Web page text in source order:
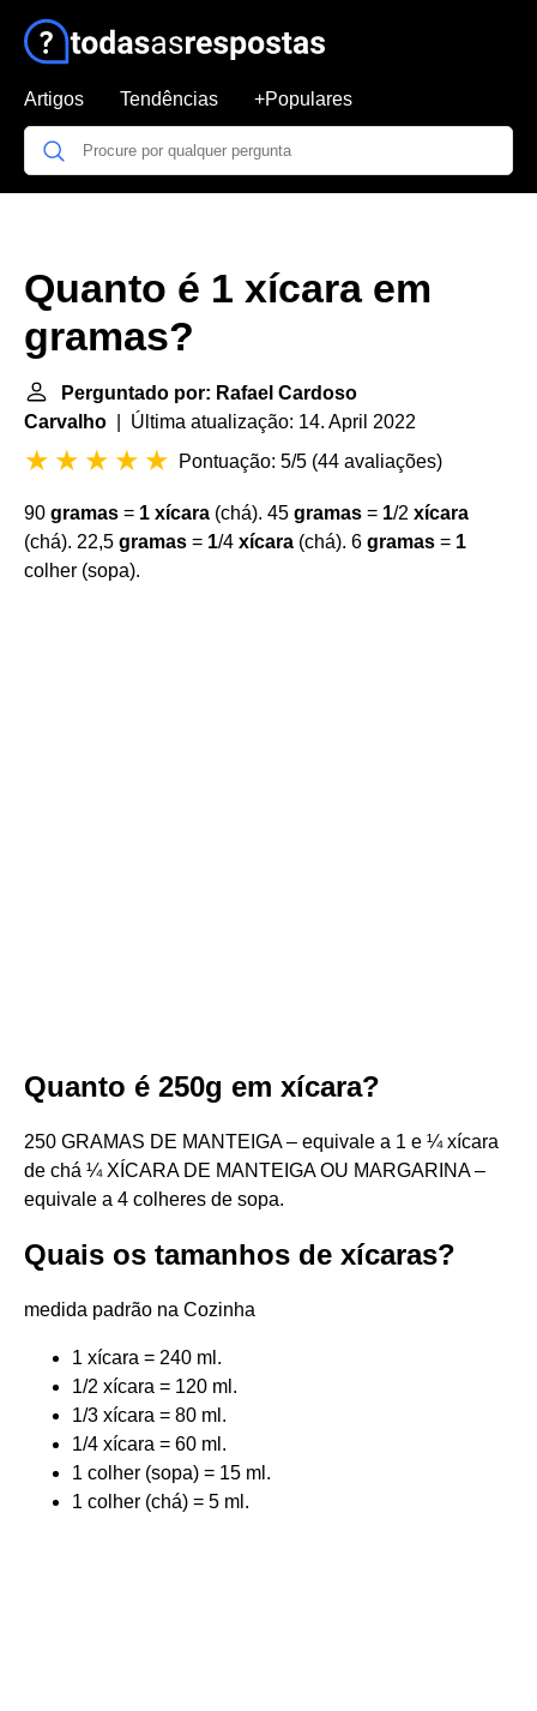
Artigos Tendências +Populares
Quanto é 1 xícara em
gramas?
Perguntado por: Rafael Cardoso
Carvalho | Última atualização: 14. April 2022
Pontuação: 5/5 (44 avaliações)
90 gramas = 1 xícara (chá). 45 gramas = 1/2 xícara
(chá). 22,5 gramas = 1/4 xícara (chá). 6 gramas = 1
colher (sopa).
Quanto é 250g em xícara?
250 GRAMAS DE MANTEIGA – equivale a 1 e ¼ xícara
de chá ¼ XÍCARA DE MANTEIGA OU MARGARINA –
equivale a 4 colheres de sopa.
Quais os tamanhos de xícaras?
medida padrão na Cozinha
1 xícara = 240 ml.
1/2 xícara = 120 ml.
1/3 xícara = 80 ml.
1/4 xícara = 60 ml.
1 colher (sopa) = 15 ml.
1 colher (chá) = 5 ml.